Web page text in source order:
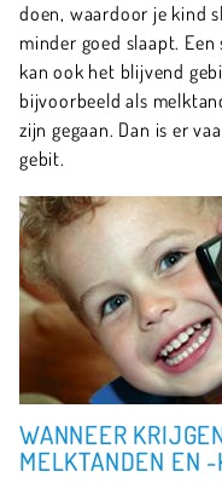
doen, waardoor je kind
minder goed slaapt.
kan ook het blijvend
bijvoorbeeld als
zijn gegaan. Dan is er
gebit.
WANNEER
MELKTANDEN EN